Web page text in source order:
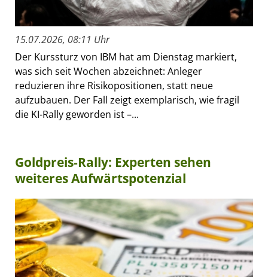
15.07.2026, 08:11 Uhr
Der Kurssturz von IBM hat am Dienstag markiert,
was sich seit Wochen abzeichnet: Anleger
reduzieren ihre Risikopositionen, statt neue
aufzubauen. Der Fall zeigt exemplarisch, wie fragil
die KI-Rally geworden ist –...
Goldpreis-Rally: Experten sehen
weiteres Aufwärtspotenzial